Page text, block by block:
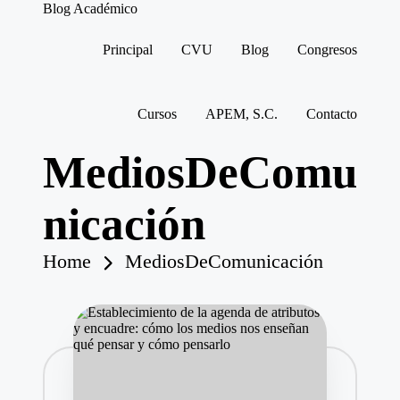
Blog Académico
Principal CVU Blog Congresos
Cursos APEM, S.C. Contacto
MediosDeComu
nicación
Home MediosDeComunicación